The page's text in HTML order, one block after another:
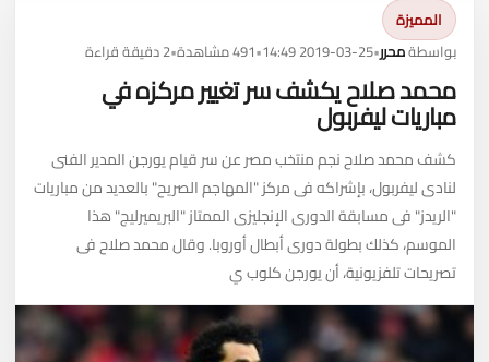
المميزة
بواسطةمحرر•
2019-03-25 14:49
•491 مشاهدة •2 دقيقة قراءة
محمد صلاح يكشف سر تغيير مركزه في
مباريات ليفربول
كشف محمد صلاح نجم منتخب مصر عن سر قيام يورجن المدير الفنى
لنادى ليفربول، بإشراكه فى مركز "المهاجم الصريح" بالعديد من مباريات
"الريدز" فى مسابقة الدورى الإنجليزى الممتاز "البريميرليج" هذا
الموسم، كذلك بطولة دورى أبطال أوروبا. وقال محمد صلاح فى
تصريحات تلفزيونية، أن يورجن كلوب ي